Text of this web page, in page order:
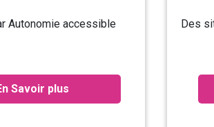
Autonomie accessible
Savoir plus
Des